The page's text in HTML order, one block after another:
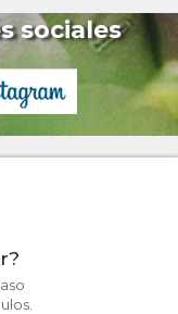
sociales